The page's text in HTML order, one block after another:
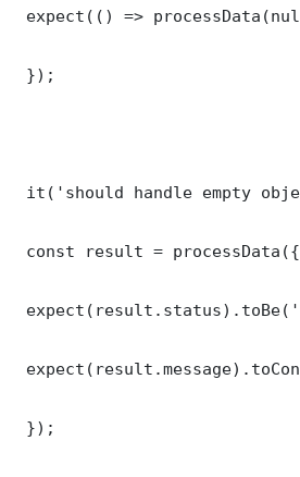
expect(() =>
});
it('should handle empty
const result =
});